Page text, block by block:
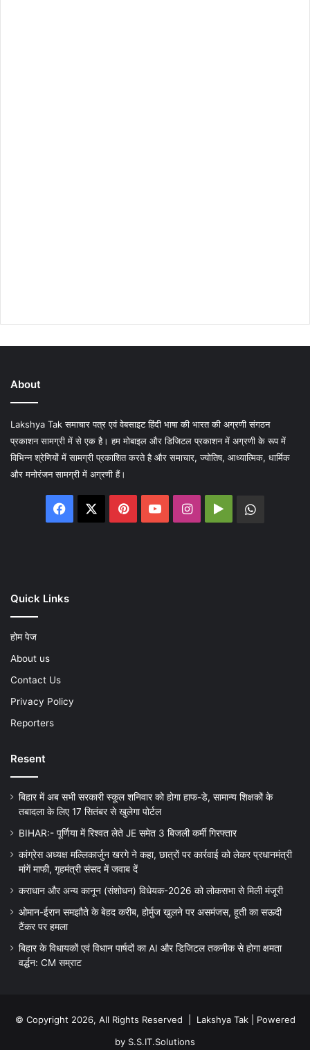
About
Lakshya Tak समाचार पत्र एवं वेबसाइट हिंदी भाषा की भारत की अग्रणी संगठन
प्रकाशन सामग्री में से एक है। हम मोबाइल और डिजिटल प्रकाशन में अग्रणी के रूप में
विभिन्न श्रेणियों में सामग्री प्रकाशित करते है और समाचार, ज्योतिष, आध्यात्मिक, धार्मिक
और मनोरंजन सामग्री में अग्रणी हैं।
Facebook PinterestYouTubeInstagram
Google
Quick Links
होम पेज
About us
Contact Us
Privacy Policy
Reporters
Resent
बिहार में अब सभी सरकारी स्कूल शनिवार को होगा हाफ-डे, सामान्य शिक्षकों के
तबादला के लिए 17 सितंबर से खुलेगा पोर्टल
BIHAR:- पूर्णिया में रिश्वत लेते JE समेत 3 बिजली कर्मी गिरफ्तार
कांग्रेस अध्यक्ष मल्लिकार्जुन खरगे ने कहा, छात्रों पर कार्रवाई को लेकर प्रधानमंत्री
मांगें माफी, गृहमंत्री संसद में जवाब दें
कराधान और अन्य कानून (संशोधन) विधेयक-2026 को लोकसभा से मिली मंजूरी
ओमान-ईरान समझौते के बेहद करीब, होर्मुज खुलने पर असमंजस, हूती का सऊदी
टैंकर पर हमला
बिहार के विधायकों एवं विधान पार्षदों का AI और डिजिटल तकनीक से होगा क्षमता
वर्द्धन: CM सम्राट
© Copyright 2026, All Rights Reserved | Lakshya Tak| Powered
by S.S.IT.Solutions